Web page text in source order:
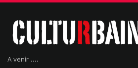
A venir ....